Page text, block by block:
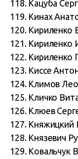
118. Кацуба
119. Кинах
120. Кириленко
121. Кириленко
122. Кириленко
123. Киссе
124. Климов
125. Кличко
126. Клюев
127. Княжицкий
128. Князевич
129. Ковальчук